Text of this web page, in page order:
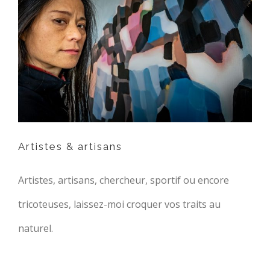
Artistes & artisans
Artistes & artisans
Artistes, artisans, chercheur, sportif ou encore
tricoteuses, laissez-moi croquer vos traits au
naturel.